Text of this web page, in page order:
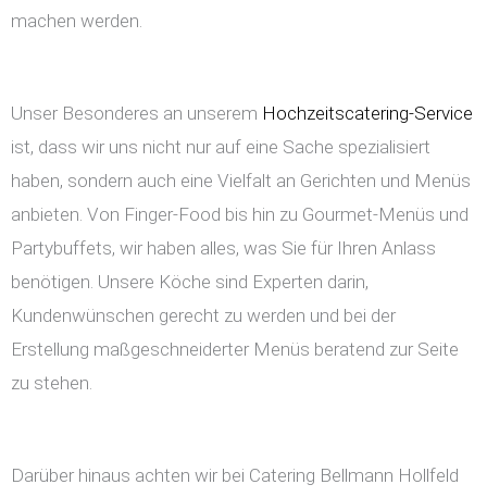
machen werden.
Unser Besonderes an unserem Hochzeitscatering-Service
ist, dass wir uns nicht nur auf eine Sache spezialisiert
haben, sondern auch eine Vielfalt an Gerichten und Menüs
anbieten. Von Finger-Food bis hin zu Gourmet-Menüs und
Partybuffets, wir haben alles, was Sie für Ihren Anlass
benötigen. Unsere Köche sind Experten darin,
Kundenwünschen gerecht zu werden und bei der
Erstellung maßgeschneiderter Menüs beratend zur Seite
zu stehen.
Darüber hinaus achten wir bei Catering Bellmann Hollfeld